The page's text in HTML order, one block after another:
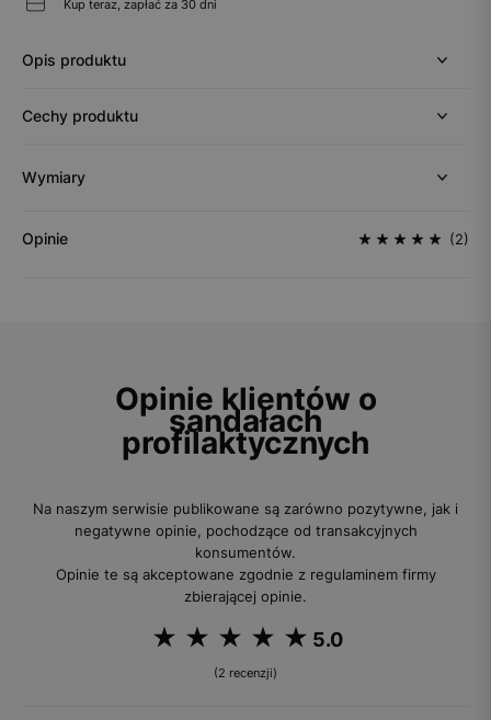
Kup teraz, zapłać za 30 dni
Opis produktu
Cechy produktu
Wymiary
Opinie (2)
Opinie klientów o
sandałach
profilaktycznych
Na naszym serwisie publikowane są zarówno pozytywne, jak i
negatywne opinie, pochodzące od transakcyjnych
konsumentów.
Opinie te są akceptowane zgodnie z regulaminem firmy
zbierającej opinie.
5.0
(2 recenzji)